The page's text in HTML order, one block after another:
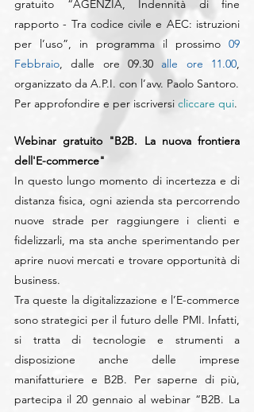
gratuito “AGENZIA, Indennità di fine
rapporto - Tra codice civile e AEC: istruzioni
per l’uso”, in programma il prossimo 09
Febbraio, dalle ore 09.30 alle ore 11.00,
organizzato da A.P.I. con l’avv. Paolo Santoro.
Per approfondire e per iscriversi cliccare qui.
Webinar gratuito "B2B. La nuova frontiera
dell'E-commerce"
In questo lungo momento di incertezza e di
distanza fisica, ogni azienda sta percorrendo
nuove strade per raggiungere i clienti e
fidelizzarli, ma sta anche sperimentando per
aprire nuovi mercati e trovare opportunità di
business.
Tra queste la digitalizzazione e l’E-commerce
sono strategici per il futuro delle PMI. Infatti,
si tratta di tecnologie e strumenti a
disposizione anche delle imprese
manifatturiere e B2B. Per saperne di più,
partecipa il 20 gennaio al webinar “B2B. La